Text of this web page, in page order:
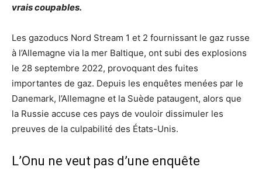
vrais coupables.
Les gazoducs Nord Stream 1 et 2 fournissant le gaz russe
à l’Allemagne via la mer Baltique, ont subi des explosions
le 28 septembre 2022, provoquant des fuites
importantes de gaz. Depuis les enquêtes menées par le
Danemark, l’Allemagne et la Suède pataugent, alors que
la Russie accuse ces pays de vouloir dissimuler les
preuves de la culpabilité des États-Unis.
L’Onu ne veut pas d’une enquête